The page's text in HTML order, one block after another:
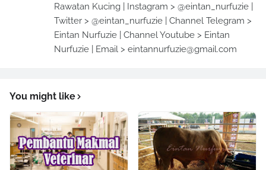
Rawatan Kucing | Instagram > @eintan_nurfuzie |
Twitter > @eintan_nurfuzie | Channel Telegram >
Eintan Nurfuzie | Channel Youtube > Eintan
Nurfuzie | Email > eintannurfuzie@gmail.com
You might like